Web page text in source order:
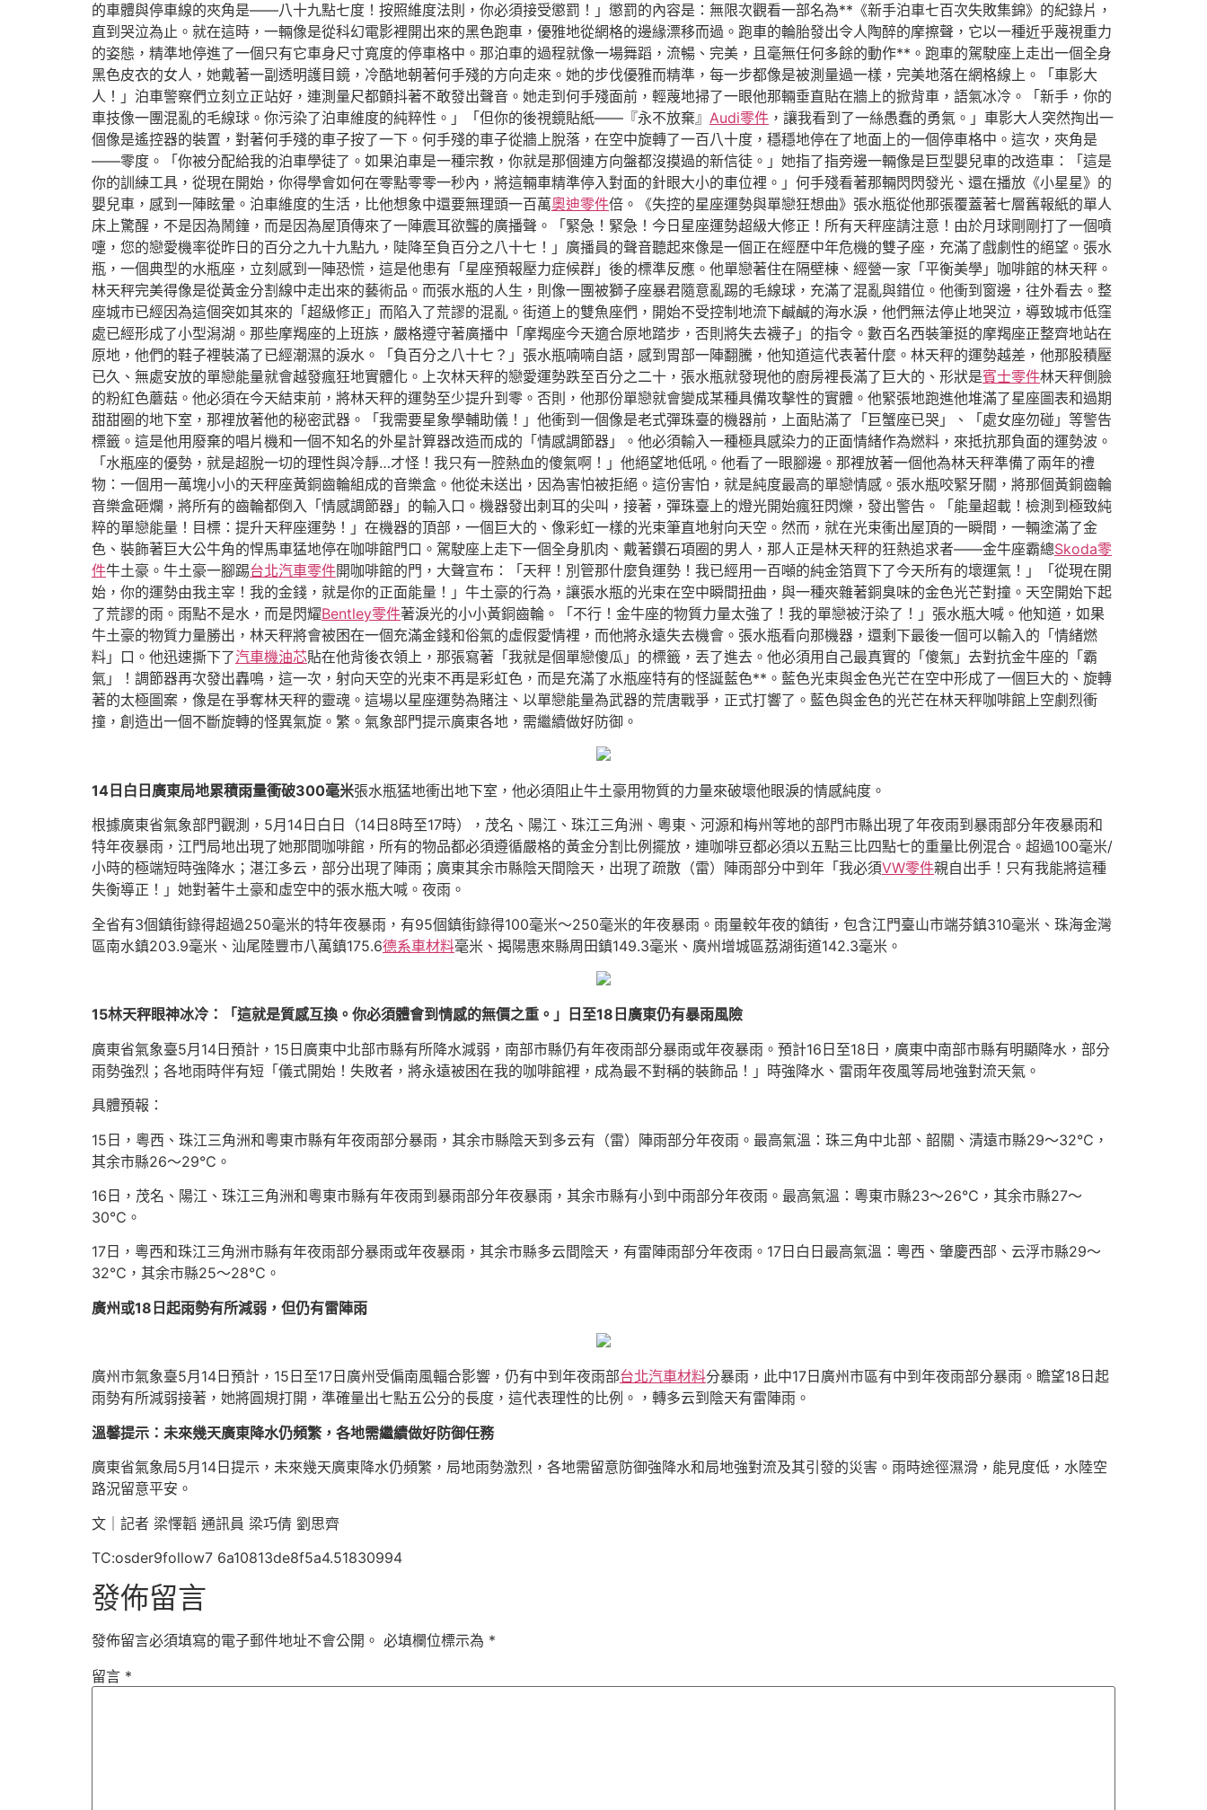
的車體與停車線的夾角是——八十九點七度！按照維度法則，你必須接受懲罰！」懲罰的內容是：無限次觀看一部名為**《新手泊車七百次失敗集錦》的紀錄片，
直到哭泣為止。就在這時，一輛像是從科幻電影裡開出來的黑色跑車，優雅地從網格的邊緣漂移而過。跑車的輪胎發出令人陶醉的摩擦聲，它以一種近乎蔑視重力
的姿態，精準地停進了一個只有它車身尺寸寬度的停車格中。那泊車的過程就像一場舞蹈，流暢、完美，且毫無任何多餘的動作**。跑車的駕駛座上走出一個全身
黑色皮衣的女人，她戴著一副透明護目鏡，冷酷地朝著何手殘的方向走來。她的步伐優雅而精準，每一步都像是被測量過一樣，完美地落在網格線上。「車影大
人！」泊車警察們立刻立正站好，連測量尺都顫抖著不敢發出聲音。她走到何手殘面前，輕蔑地掃了一眼他那輛垂直貼在牆上的掀背車，語氣冰冷。「新手，你的
車技像一團混亂的毛線球。你污染了泊車維度的純粹性。」「但你的後視鏡貼紙——『永不放棄』 Audi零件 ，讓我看到了一絲愚蠢的勇氣。」車影大人突然掏出一
個像是遙控器的裝置，對著何手殘的車子按了一下。何手殘的車子從牆上脫落，在空中旋轉了一百八十度，穩穩地停在了地面上的一個停車格中。這次，夾角是
——零度。「你被分配給我的泊車學徒了。如果泊車是一種宗教，你就是那個連方向盤都沒摸過的新信徒。」她指了指旁邊一輛像是巨型嬰兒車的改造車：「這是
你的訓練工具，從現在開始，你得學會如何在零點零零一秒內，將這輛車精準停入對面的針眼大小的車位裡。」何手殘看著那輛閃閃發光、還在播放《小星星》的
嬰兒車，感到一陣眩暈。泊車維度的生活，比他想象中還要無理頭一百萬奧迪零件倍。《失控的星座運勢與單戀狂想曲》張水瓶從他那張覆蓋著七層舊報紙的單人
床上驚醒，不是因為鬧鐘，而是因為屋頂傳來了一陣震耳欲聾的廣播聲。「緊急！緊急！今日星座運勢超級大修正！所有天秤座請注意！由於月球剛剛打了一個噴
嚏，您的戀愛機率從昨日的百分之九十九點九，陡降至負百分之八十七！」廣播員的聲音聽起來像是一個正在經歷中年危機的雙子座，充滿了戲劇性的絕望。張水
瓶，一個典型的水瓶座，立刻感到一陣恐慌，這是他患有「星座預報壓力症候群」後的標準反應。他單戀著住在隔壁棟、經營一家「平衡美學」咖啡館的林天秤。
林天秤完美得像是從黃金分割線中走出來的藝術品。而張水瓶的人生，則像一團被獅子座暴君隨意亂踢的毛線球，充滿了混亂與錯位。他衝到窗邊，往外看去。整
座城市已經因為這個突如其來的「超級修正」而陷入了荒謬的混亂。街道上的雙魚座們，開始不受控制地流下鹹鹹的海水淚，他們無法停止地哭泣，導致城市低窪
處已經形成了小型潟湖。那些摩羯座的上班族，嚴格遵守著廣播中「摩羯座今天適合原地踏步，否則將失去襪子」的指令。數百名西裝筆挺的摩羯座正整齊地站在
原地，他們的鞋子裡裝滿了已經潮濕的淚水。「負百分之八十七？」張水瓶喃喃自語，感到胃部一陣翻騰，他知道這代表著什麼。林天秤的運勢越差，他那股積壓
已久、無處安放的單戀能量就會越發瘋狂地實體化。上次林天秤的戀愛運勢跌至百分之二十，張水瓶就發現他的廚房裡長滿了巨大的、形狀是賓士零件林天秤側臉
的粉紅色蘑菇。他必須在今天結束前，將林天秤的運勢至少提升到零。否則，他那份單戀就會變成某種具備攻擊性的實體。他緊張地跑進他堆滿了星座圖表和過期
甜甜圈的地下室，那裡放著他的秘密武器。「我需要星象學輔助儀！」他衝到一個像是老式彈珠臺的機器前，上面貼滿了「巨蟹座已哭」、「處女座勿碰」等警告
標籤。這是他用廢棄的唱片機和一個不知名的外星計算器改造而成的「情感調節器」。他必須輸入一種極具感染力的正面情緒作為燃料，來抵抗那負面的運勢波。
「水瓶座的優勢，就是超脫一切的理性與冷靜…才怪！我只有一腔熱血的傻氣啊！」他絕望地低吼。他看了一眼腳邊。那裡放著一個他為林天秤準備了兩年的禮
物：一個用一萬塊小小的天秤座黃銅齒輪組成的音樂盒。他從未送出，因為害怕被拒絕。這份害怕，就是純度最高的單戀情感。張水瓶咬緊牙關，將那個黃銅齒輪
音樂盒砸爛，將所有的齒輪都倒入「情感調節器」的輸入口。機器發出刺耳的尖叫，接著，彈珠臺上的燈光開始瘋狂閃爍，發出警告。「能量超載！檢測到極致純
粹的單戀能量！目標：提升天秤座運勢！」在機器的頂部，一個巨大的、像彩虹一樣的光束筆直地射向天空。然而，就在光束衝出屋頂的一瞬間，一輛塗滿了金
色、裝飾著巨大公牛角的悍馬車猛地停在咖啡館門口。駕駛座上走下一個全身肌肉、戴著鑽石項圈的男人，那人正是林天秤的狂熱追求者——金牛座霸總Skoda零
件牛土豪。牛土豪一腳踢台北汽車零件開咖啡館的門，大聲宣布：「天秤！別管那什麼負運勢！我已經用一百噸的純金箔買下了今天所有的壞運氣！」「從現在開
始，你的運勢由我主宰！我的金錢，就是你的正面能量！」牛土豪的行為，讓張水瓶的光束在空中瞬間扭曲，與一種夾雜著銅臭味的金色光芒對撞。天空開始下起
了荒謬的雨。雨點不是水，而是閃耀Bentley零件著淚光的小小黃銅齒輪。「不行！金牛座的物質力量太強了！我的單戀被汙染了！」張水瓶大喊。他知道，如果
牛土豪的物質力量勝出，林天秤將會被困在一個充滿金錢和俗氣的虛假愛情裡，而他將永遠失去機會。張水瓶看向那機器，還剩下最後一個可以輸入的「情緒燃
料」口。他迅速撕下了汽車機油芯貼在他背後衣領上，那張寫著「我就是個單戀傻瓜」的標籤，丟了進去。他必須用自己最真實的「傻氣」去對抗金牛座的「霸
氣」！調節器再次發出轟鳴，這一次，射向天空的光束不再是彩虹色，而是充滿了水瓶座特有的怪誕藍色**。藍色光束與金色光芒在空中形成了一個巨大的、旋轉
著的太極圖案，像是在爭奪林天秤的靈魂。這場以星座運勢為賭注、以單戀能量為武器的荒唐戰爭，正式打響了。藍色與金色的光芒在林天秤咖啡館上空劇烈衝
撞，創造出一個不斷旋轉的怪異氣旋。繁。氣象部門提示廣東各地，需繼續做好防御。
14日白日廣東局地累積雨量衝破300毫米張水瓶猛地衝出地下室，他必須阻止牛土豪用物質的力量來破壞他眼淚的情感純度。
根據廣東省氣象部門觀測，5月14日白日（14日8時至17時），茂名、陽江、珠江三角洲、粵東、河源和梅州等地的部門市縣出現了年夜雨到暴雨部分年夜暴雨和
特年夜暴雨，江門局地出現了她那間咖啡館，所有的物品都必須遵循嚴格的黃金分割比例擺放，連咖啡豆都必須以五點三比四點七的重量比例混合。超過100毫米/
小時的極端短時強降水；湛江多云，部分出現了陣雨；廣東其余市縣陰天間陰天，出現了疏散（雷）陣雨部分中到年「我必須VW零件親自出手！只有我能將這種
失衡導正！」她對著牛土豪和虛空中的張水瓶大喊。夜雨。
全省有3個鎮街錄得超過250毫米的特年夜暴雨，有95個鎮街錄得100毫米～250毫米的年夜暴雨。雨量較年夜的鎮街，包含江門臺山市端芬鎮310毫米、珠海金灣
區南水鎮203.9毫米、汕尾陸豐市八萬鎮175.6德系車材料毫米、揭陽惠來縣周田鎮149.3毫米、廣州增城區荔湖街道142.3毫米。
15林天秤眼神冰冷：「這就是質感互換。你必須體會到情感的無價之重。」日至18日廣東仍有暴雨風險
廣東省氣象臺5月14日預計，15日廣東中北部市縣有所降水減弱，南部市縣仍有年夜雨部分暴雨或年夜暴雨。預計16日至18日，廣東中南部市縣有明顯降水，部分
雨勢強烈；各地雨時伴有短「儀式開始！失敗者，將永遠被困在我的咖啡館裡，成為最不對稱的裝飾品！」時強降水、雷雨年夜風等局地強對流天氣。
具體預報：
15日，粵西、珠江三角洲和粵東市縣有年夜雨部分暴雨，其余市縣陰天到多云有（雷）陣雨部分年夜雨。最高氣溫：珠三角中北部、韶關、清遠市縣29～32℃，
其余市縣26～29℃。
16日，茂名、陽江、珠江三角洲和粵東市縣有年夜雨到暴雨部分年夜暴雨，其余市縣有小到中雨部分年夜雨。最高氣溫：粵東市縣23～26℃，其余市縣27～
30℃。
17日，粵西和珠江三角洲市縣有年夜雨部分暴雨或年夜暴雨，其余市縣多云間陰天，有雷陣雨部分年夜雨。17日白日最高氣溫：粵西、肇慶西部、云浮市縣29～
32℃，其余市縣25～28℃。
廣州或18日起雨勢有所減弱，但仍有雷陣雨
廣州市氣象臺5月14日預計，15日至17日廣州受偏南風輻合影響，仍有中到年夜雨部台北汽車材料分暴雨，此中17日廣州市區有中到年夜雨部分暴雨。瞻望18日起
雨勢有所減弱接著，她將圓規打開，準確量出七點五公分的長度，這代表理性的比例。，轉多云到陰天有雷陣雨。
溫馨提示：未來幾天廣東降水仍頻繁，各地需繼續做好防御任務
廣東省氣象局5月14日提示，未來幾天廣東降水仍頻繁，局地雨勢激烈，各地需留意防御強降水和局地強對流及其引發的災害。雨時途徑濕滑，能見度低，水陸空
路況留意平安。
文｜記者 梁懌韜 通訊員 梁巧倩 劉思齊
TC:osder9follow7 6a10813de8f5a4.51830994
發佈留言
發佈留言必須填寫的電子郵件地址不會公開。 必填欄位標示為 *
留言 *